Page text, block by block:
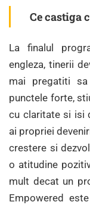
Ce castiga
La finalul
engleza, tinerii
mai pregatiti
punctele forte,
cu claritate si isi
ai propriei
crestere si
o atitudine
mult decat un
Empowered